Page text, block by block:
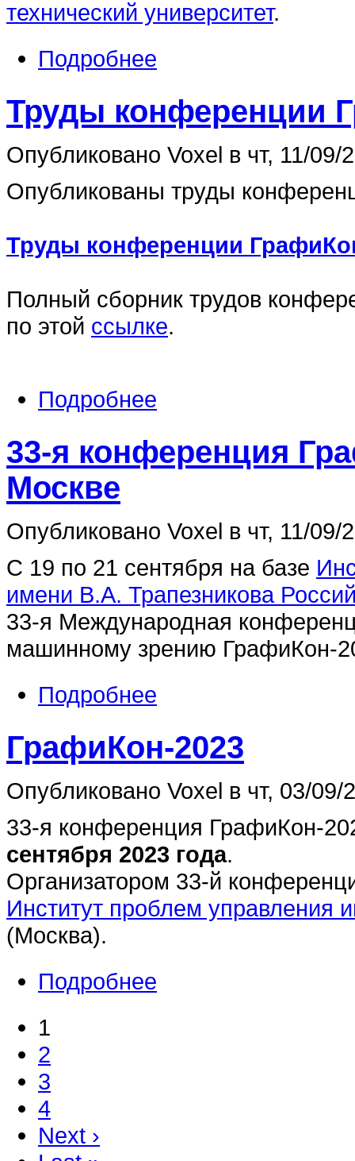
технический университет.
Подробнее
Труды конференции
Опубликовано Voxel в чт, 11/09/
Опубликованы труды
Труды конференции
Полный сборник трудов
по этой ссылке.
Подробнее
33-я конференция
Москве
Опубликовано Voxel в чт, 11/09/
С 19 по 21 сентября на базе
имени В.А. Трапезникова
33-я Международная
машинному зрению ГрафиКон-
Подробнее
ГрафиКон-2023
Опубликовано Voxel в чт, 03/09/
33-я конференция ГрафиКон-
сентября 2023 года.
Организатором 33-й
Институт проблем управления
(Москва).
Подробнее
1
2
3
4
Next ›